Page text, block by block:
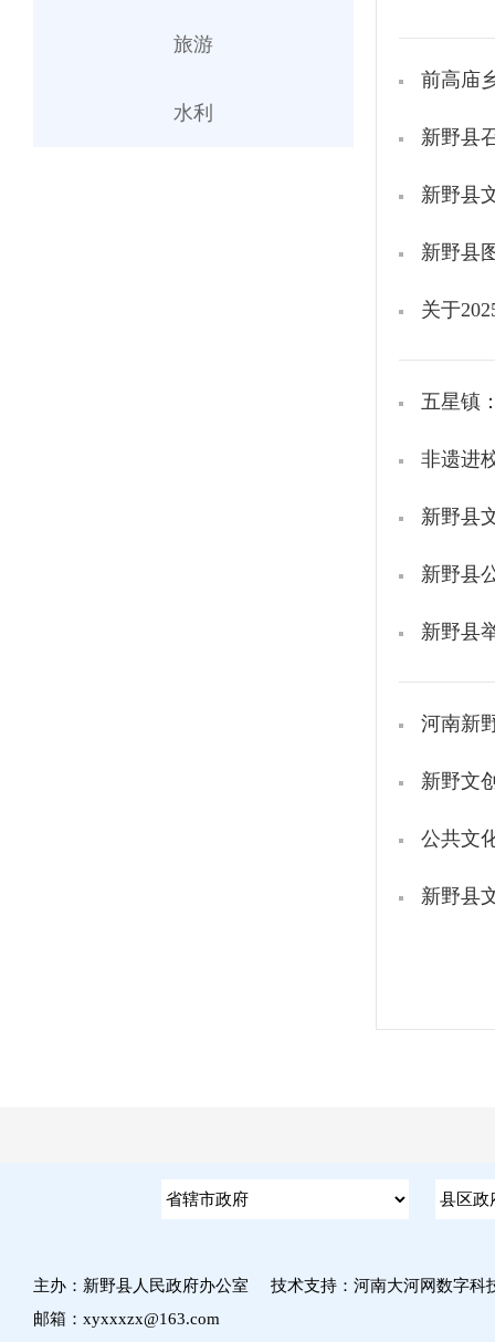
旅游
水利
前高庙
新野县
新野县
新野县
关于
五星镇
非遗进
新野县
新野县
新野县
河南新
新野文
公共文
新野县
主办：新野县人民政府办公室 技术支持：河南大河网数字科
邮箱：xyxxxzx@163.com